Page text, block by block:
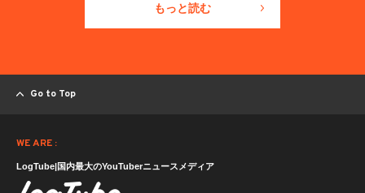
もっと読む
Go to Top
WE ARE :
LogTube|国内最大のYouTuberニュースメディア